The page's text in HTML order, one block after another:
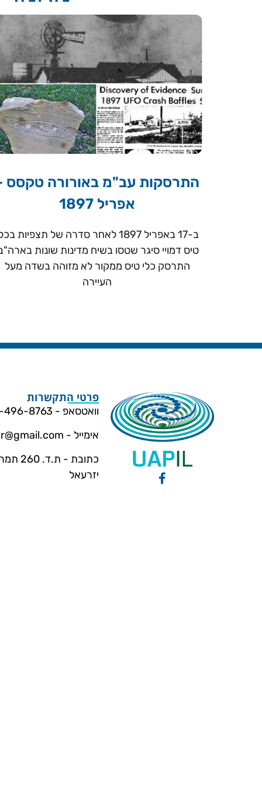
התרסקות עב"מ באורורה טקסס
אפריל 1897
ב-17 באפריל 1897 לאחר סדרה של תצפיות
טיס דמויי סיגר שטסו בשיח מדינות שונות
התרסק כלי טיס ממקור לא מזוהה בשדה מעל
העיירה
פרטי התקשרות
וואטסאפ - 054-496-8763
אימייל -
כתובת -
יזרעאל